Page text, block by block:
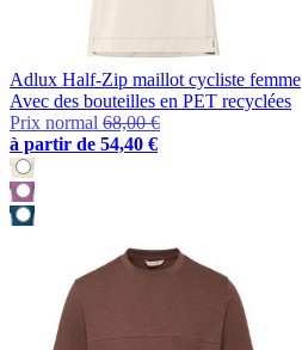
Adlux Half-Zip maillot cycliste femme
Avec des bouteilles en PET recyclées
Prix normal 68,00 €
à partir de 54,40 €